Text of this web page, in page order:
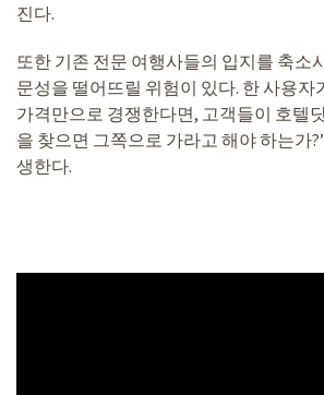
진다.
또한 기존 전문 여행사들의 입지를 축소
문성을 떨어뜨릴 위험이 있다. 한 사용자
가격만으로 경쟁한다면, 고객들이 호텔
을 찾으면 그쪽으로 가라고 해야 하는가
생한다.